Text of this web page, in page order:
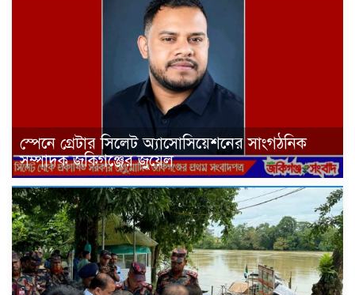
স্পেনে গ্রেটার সিলেট অ্যাসোসিয়েশনের সাংগঠনিক
সম্পাদক জকিগঞ্জের জুয়েল